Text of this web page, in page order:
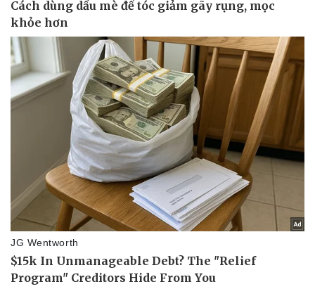
Thể thao
Bóng đá
eSports
Hậu trường
Ô tô - Xe máy
Ô tô